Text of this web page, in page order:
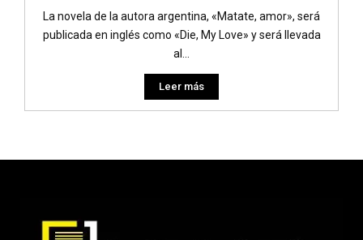
La novela de la autora argentina, «Matate, amor», será
publicada en inglés como «Die, My Love» y será llevada
al...
Leer más